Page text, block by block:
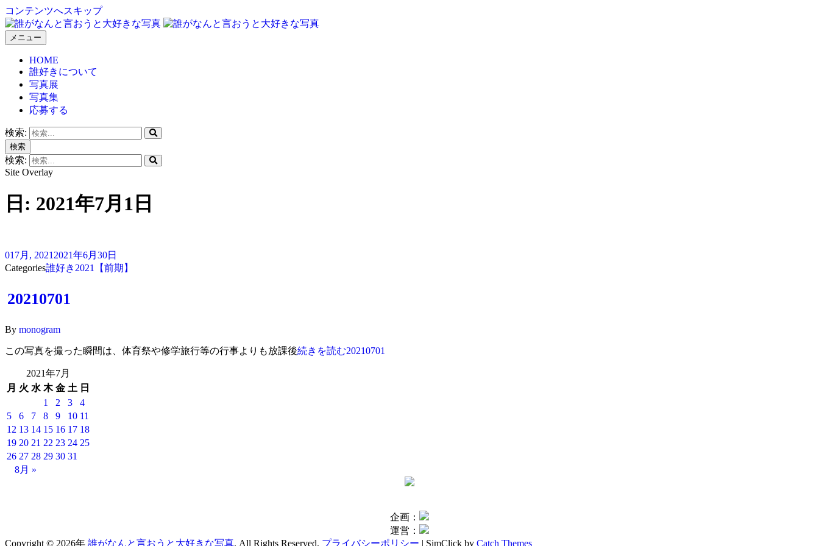
コンテンツへスキップ
誰がなんと言おうと大好きな写真
メニュー
HOME
誰好きについて
写真展
写真集
応募する
検索:
検索
検索:
Site Overlay
日: 2021年7月1日
01 7月, 2021 2021年6月30日
Categories誰好き2021【前期】
20210701
By monogram
この写真を撮った瞬間は、体育祭や修学旅行等の行事よりも放課後続きを読む20210701
2021年7月
月 火 水 木 金 土 日
1
2 3
4
5
6 7 8 9 10 11
12 13 14 15 16 17 18
19 20 21 22 23 24 25
26 27 28 29 30 31
8月 »
企画：
運営：
Copyright © 2026年 誰がなんと言おうと大好きな写真. All Rights Reserved. プライバシーポリシー | SimClick by Catch Themes